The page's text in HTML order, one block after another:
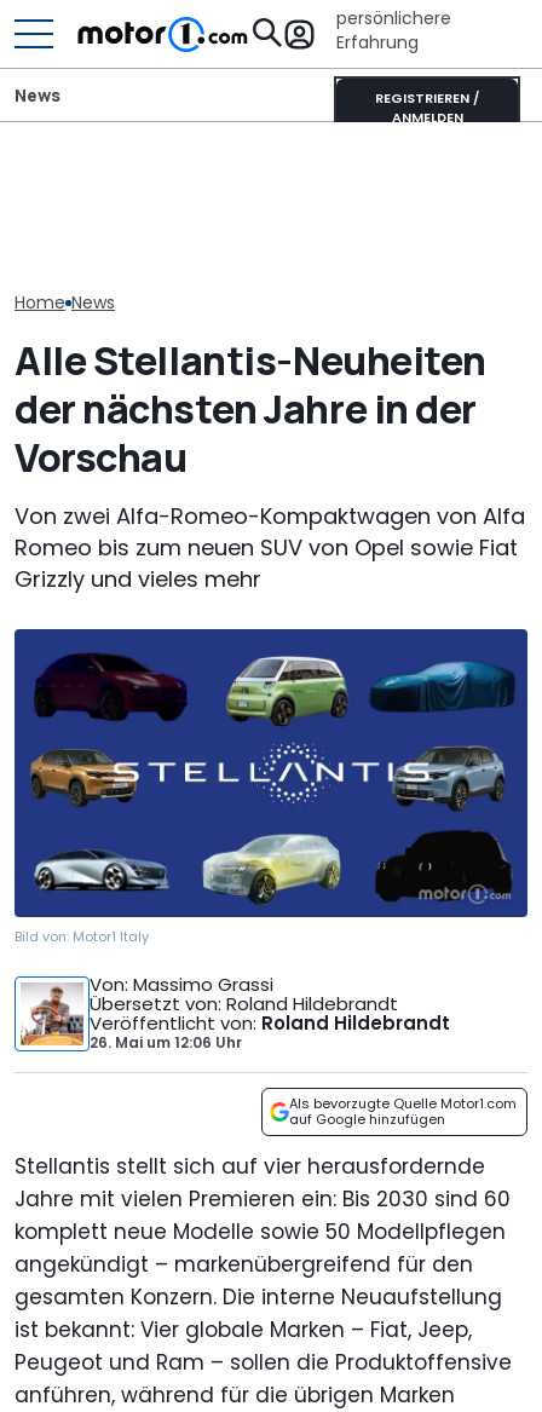
persönlichere
Erfahrung
REGISTRIEREN /
ANMELDEN
News
Home News
Alle Stellantis-Neuheiten
der nächsten Jahre in der
Vorschau
Von zwei Alfa-Romeo-Kompaktwagen von Alfa
Romeo bis zum neuen SUV von Opel sowie Fiat
Grizzly und vieles mehr
Bild von: Motor1 Italy
Von: Massimo Grassi
Übersetzt von: Roland Hildebrandt
Veröffentlicht von: Roland Hildebrandt
26. Mai um12:06 Uhr
Als bevorzugte Quelle Motor1.com
auf Google hinzufügen
Stellantis stellt sich auf vier herausfordernde
Jahre mit vielen Premieren ein: Bis 2030 sind 60
komplett neue Modelle sowie 50 Modellpflegen
angekündigt – markenübergreifend für den
gesamten Konzern. Die interne Neuaufstellung
ist bekannt: Vier globale Marken – Fiat, Jeep,
Peugeot und Ram – sollen die Produktoffensive
anführen, während für die übrigen Marken